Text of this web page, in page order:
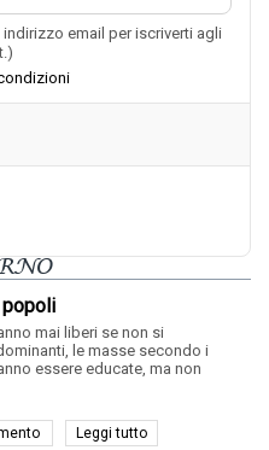
email per iscriverti agli
mai liberi se non si
le masse secondo i
essere educate, ma non
Leggi tutto